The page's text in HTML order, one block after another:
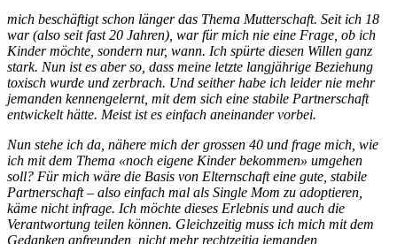
mich beschäftigt schon länger das Thema Mutterschaft. Seit ich 18
war (also seit fast 20 Jahren), war für mich nie eine Frage, ob ich
Kinder möchte, sondern nur, wann. Ich spürte diesen Willen ganz
stark. Nun ist es aber so, dass meine letzte langjährige Beziehung
toxisch wurde und zerbrach. Und seither habe ich leider nie mehr
jemanden kennengelernt, mit dem sich eine stabile Partnerschaft
entwickelt hätte. Meist ist es einfach aneinander vorbei.
Nun stehe ich da, nähere mich der grossen 40 und frage mich, wie
ich mit dem Thema «noch eigene Kinder bekommen» umgehen
soll? Für mich wäre die Basis von Elternschaft eine gute, stabile
Partnerschaft – also einfach mal als Single Mom zu adoptieren,
käme nicht infrage. Ich möchte dieses Erlebnis und auch die
Verantwortung teilen können. Gleichzeitig muss ich mich mit dem
Gedanken anfreunden, nicht mehr rechtzeitig jemanden